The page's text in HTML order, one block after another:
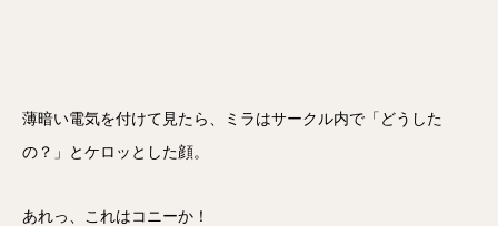
薄暗い電気を付けて見たら、ミラはサークル内で「どうした
の？」とケロッとした顔。
あれっ、これはコニーか！